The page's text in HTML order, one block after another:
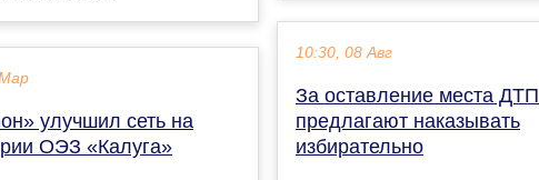
улучшил сеть на
ОЭЗ «Калуга»
10:30, 08 Авг
За оставление места ДТП
предлагают наказывать
избирательно